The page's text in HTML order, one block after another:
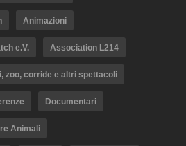
Animazioni
e.V. Association L214
zoo, corride e altri spettacoli
Documentari
Animali